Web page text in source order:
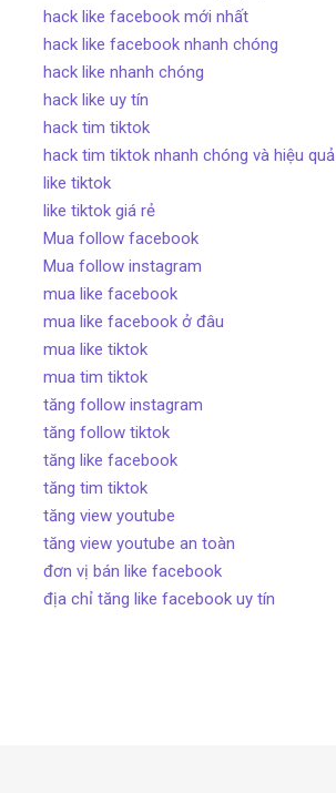
hack like facebook mới nhất
hack like facebook nhanh chóng
hack like nhanh chóng
hack like uy tín
hack tim tiktok
hack tim tiktok nhanh chóng và hiệu quả
like tiktok
like tiktok giá rẻ
Mua follow facebook
Mua follow instagram
mua like facebook
mua like facebook ở đâu
mua like tiktok
mua tim tiktok
tăng follow instagram
tăng follow tiktok
tăng like facebook
tăng tim tiktok
tăng view youtube
tăng view youtube an toàn
đơn vị bán like facebook
địa chỉ tăng like facebook uy tín